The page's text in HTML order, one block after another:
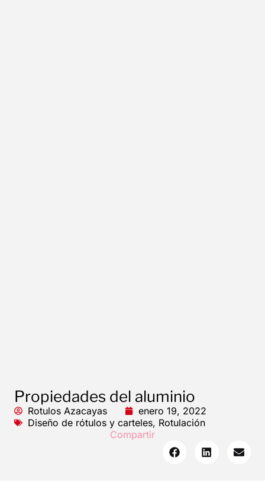
Propiedades del aluminio
Rotulos Azacayas
enero 19, 2022
Diseño de rótulos y carteles, Rotulación
Compartir